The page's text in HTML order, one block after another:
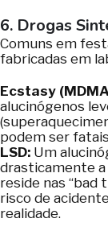
6. Drogas
Comuns em
fabricadas em
Ecstasy
alucinógenos
podem ser
LSD: Um
drasticamente a
reside nas “bad
risco de
realidade.